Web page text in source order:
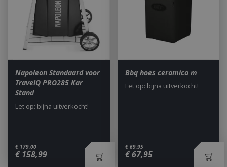
Napoleon Standaard voor
TravelQ PRO285 Kar
Stand
€ 179,00
€ 158,99
Let op: bijna uitverkocht!
Bbq hoes ceramica m
€ 69,95
€ 67,95
Let op: bijna uitverkocht!